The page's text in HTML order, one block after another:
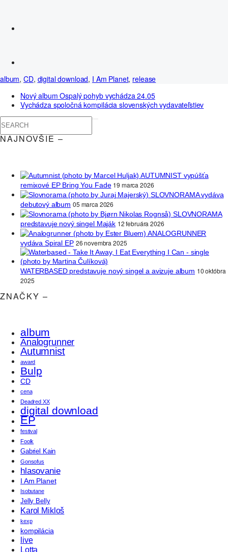
album,CD, digital download, I Am Planet, release
Nový album Ospalý pohyb vychádza 24.05
Vychádza spoločná kompilácia slovenských vydavateľstiev
NAJNOVŠIE –
AUTUMNIST vypúšťa
remixové EP Bring You Fade 19 marca 2026
SLOVNORAMA vydáva
debutový album 05 marca 2026
SLOVNORAMA
predstavuje nový singel Maják 12 februára 2026
ANALOGRUNNER
vydáva Spiral EP 26 novembra 2025
WATERBASED predstavuje nový singel a avizuje album 10 októbra
2025
ZNAČKY –
album
Analogrunner
Autumnist
award
Bulp
CD
cena
Deadred XX
digital download
EP
festival
Foolk
Gabriel Kain
Gonsofus
hlasovanie
I Am Planet
Isobutane
Jelly Belly
Karol Mikloš
kexp
kompilácia
live
Lotta